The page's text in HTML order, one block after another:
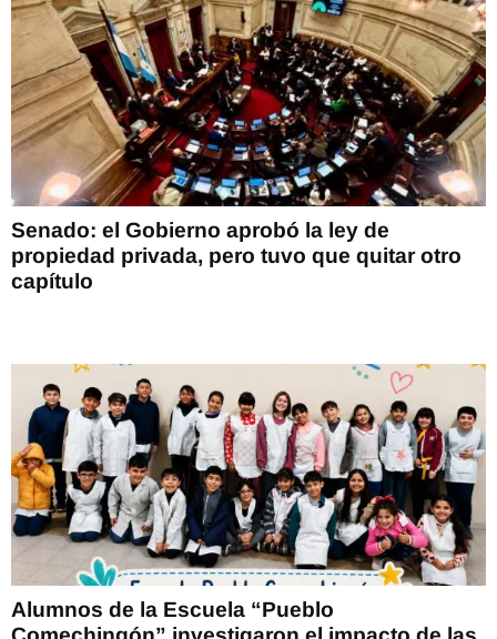
Senado: el Gobierno aprobó la ley de
propiedad privada, pero tuvo que quitar otro
capítulo
Alumnos de la Escuela “Pueblo